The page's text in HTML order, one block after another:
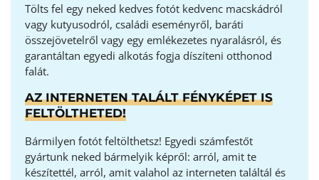
Tölts fel egy neked kedves fotót kedvenc macskádról
vagy kutyusodról, családi eseményről, baráti
összejövetelről vagy egy emlékezetes nyaralásról, és
garantáltan egyedi alkotás fogja díszíteni otthonod
falát.
AZ INTERNETEN TALÁLT FÉNYKÉPET IS
FELTÖLTHETED!
Bármilyen fotót feltölthetsz! Egyedi számfestőt
gyártunk neked bármelyik képről: arról, amit te
készítettél, arról, amit valahol az interneten találtál és